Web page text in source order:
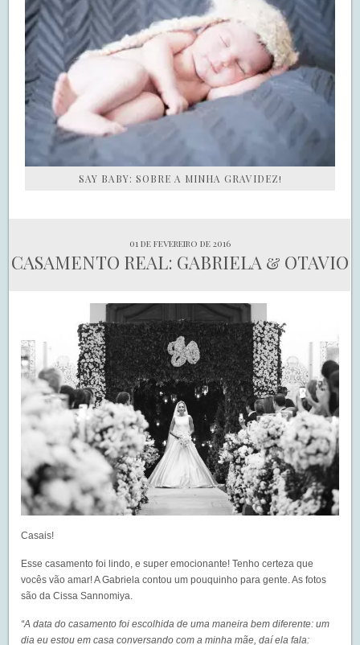
SAY BABY: SOBRE A MINHA GRAVIDEZ!
01 de fevereiro de 2016
CASAMENTO REAL: GABRIELA & OTAVIO
Casais!
Esse casamento foi lindo, e super emocionante! Tenho certeza que
vocês vão amar! A Gabriela contou um pouquinho para gente. As fotos
são da Cissa Sannomiya.
“A data do casamento foi escolhida de uma maneira bem diferente: um
dia eu estou em casa conversando com a minha mãe, daí ela fala: